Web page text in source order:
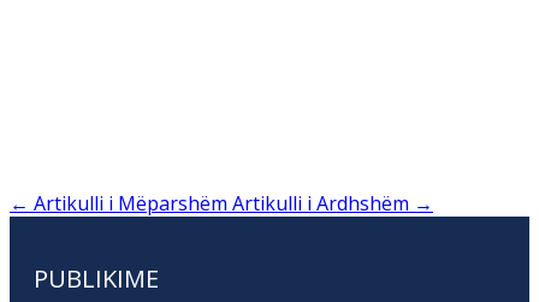
← Artikulli i Mëparshëm Artikulli i Ardhshëm →
PUBLIKIME